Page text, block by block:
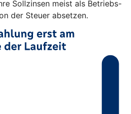
Sollzinsen meist als Betriebs-
der Steuer absetzen.